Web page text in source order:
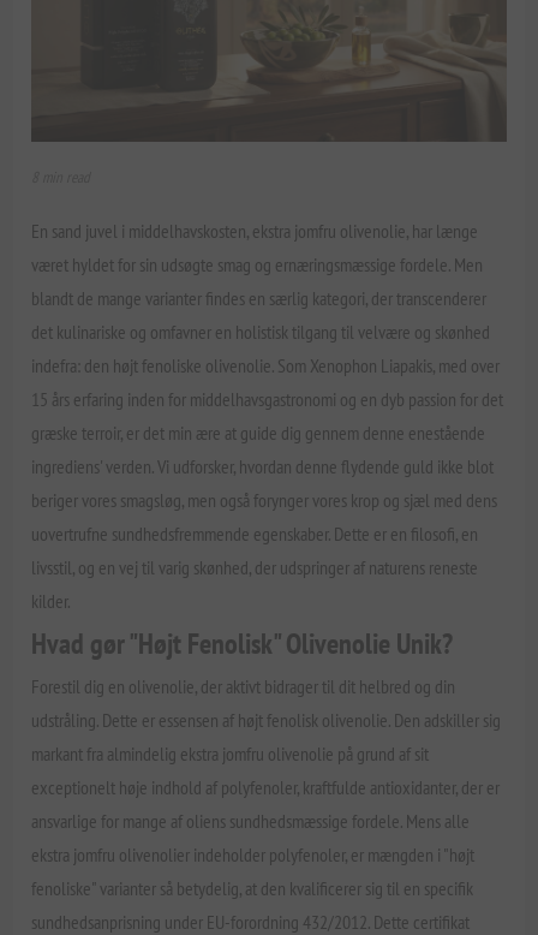
En sand juvel i middelhavskosten, ekstra jomfru olivenolie, har længe
været hyldet for sin udsøgte smag og ernæringsmæssige fordele. Men
blandt de mange varianter findes en særlig kategori, der transcenderer
det kulinariske og omfavner en holistisk tilgang til velvære og skønhed
indefra: den højt fenoliske olivenolie. Som Xenophon Liapakis, med over
15 års erfaring inden for middelhavsgastronomi og en dyb passion for det
græske terroir, er det min ære at guide dig gennem denne enestående
ingrediens' verden. Vi udforsker, hvordan denne flydende guld ikke blot
beriger vores smagsløg, men også forynger vores krop og sjæl med dens
uovertrufne sundhedsfremmende egenskaber. Dette er en filosofi, en
livsstil, og en vej til varig skønhed, der udspringer af naturens reneste
kilder.
Hvad gør "Højt Fenolisk" Olivenolie Unik?
Forestil dig en olivenolie, der aktivt bidrager til dit helbred og din
udstråling. Dette er essensen af højt fenolisk olivenolie. Den adskiller sig
markant fra almindelig ekstra jomfru olivenolie på grund af sit
exceptionelt høje indhold af polyfenoler, kraftfulde antioxidanter, der er
ansvarlige for mange af oliens sundhedsmæssige fordele. Mens alle
ekstra jomfru olivenolier indeholder polyfenoler, er mængden i "højt
fenoliske" varianter så betydelig, at den kvalificerer sig til en specifik
sundhedsanprisning under EU-forordning 432/2012. Dette certifikat